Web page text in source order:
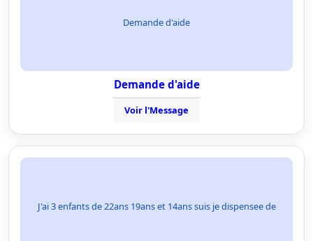
Demande d'aide
Demande d'aide
Voir l'Message
J'ai 3 enfants de 22ans 19ans et 14ans suis je dispensee de